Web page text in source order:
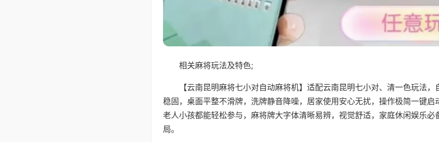
相关麻将玩法及特色;
【云南昆明麻将七小对自动麻将机】适配云南昆明七小对、清一色玩法
稳固，桌面平整不滑牌，洗牌静音降噪，居家使用安心无扰，操作极简一键启
老人小孩都能轻松参与，麻将牌大字体清晰易辨，视觉舒适，家庭休闲娱乐必
局。